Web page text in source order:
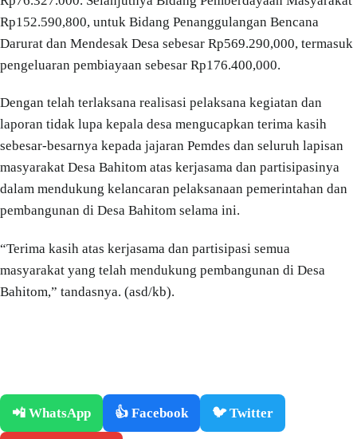
Rp152.590,800, untuk Bidang Penanggulangan Bencana
Darurat dan Mendesak Desa sebesar Rp569.290,000, termasuk
pengeluaran pembiayaan sebesar Rp176.400,000.
Dengan telah terlaksana realisasi pelaksana kegiatan dan
laporan tidak lupa kepala desa mengucapkan terima kasih
sebesar-besarnya kepada jajaran Pemdes dan seluruh lapisan
masyarakat Desa Bahitom atas kerjasama dan partisipasinya
dalam mendukung kelancaran pelaksanaan pemerintahan dan
pembangunan di Desa Bahitom selama ini.
“Terima kasih atas kerjasama dan partisipasi semua
masyarakat yang telah mendukung pembangunan di Desa
Bahitom,” tandasnya. (asd/kb).
📲 WhatsApp 👍 Facebook 🐦 Twitter